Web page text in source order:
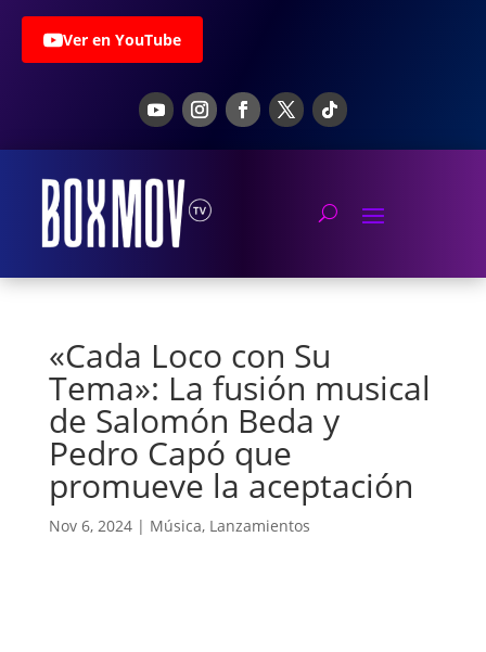
Ver en YouTube
«Cada Loco con Su
Tema»: La fusión musical
de Salomón Beda y
Pedro Capó que
promueve la aceptación
Nov 6, 2024| Música, Lanzamientos